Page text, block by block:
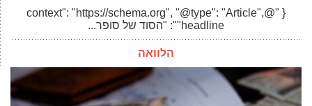
{ "@context": "https://schema.org", "@type": "Article",
"headline": "הסוד של סופר...
הלוואה